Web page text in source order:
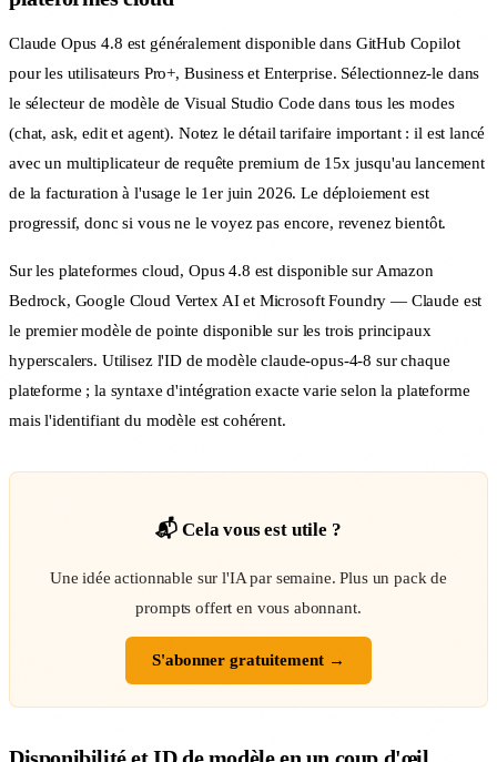
Claude Opus 4.8 est généralement disponible dans GitHub Copilot
pour les utilisateurs Pro+, Business et Enterprise. Sélectionnez-le dans
le sélecteur de modèle de Visual Studio Code dans tous les modes
(chat, ask, edit et agent). Notez le détail tarifaire important : il est lancé
avec un multiplicateur de requête premium de 15x jusqu'au lancement
de la facturation à l'usage le 1er juin 2026. Le déploiement est
progressif, donc si vous ne le voyez pas encore, revenez bientôt.
Sur les plateformes cloud, Opus 4.8 est disponible sur Amazon
Bedrock, Google Cloud Vertex AI et Microsoft Foundry — Claude est
le premier modèle de pointe disponible sur les trois principaux
hyperscalers. Utilisez l'ID de modèle claude-opus-4-8 sur chaque
plateforme ; la syntaxe d'intégration exacte varie selon la plateforme
mais l'identifiant du modèle est cohérent.
📬 Cela vous est utile ?
Une idée actionnable sur l'IA par semaine. Plus un pack de
prompts offert en vous abonnant.
S'abonner gratuitement →